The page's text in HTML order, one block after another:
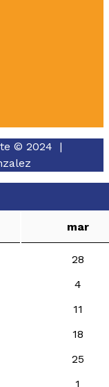
© 2024 |
mar
28
4
11
18
25
1